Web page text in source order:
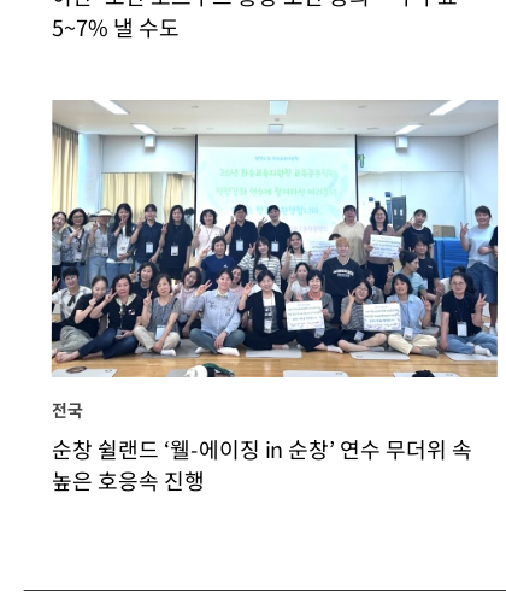
5~7% 낼 수도
전국
순창 쉴랜드 ‘웰-에이징 in 순창’ 연수 무더위 속
높은 호응속 진행